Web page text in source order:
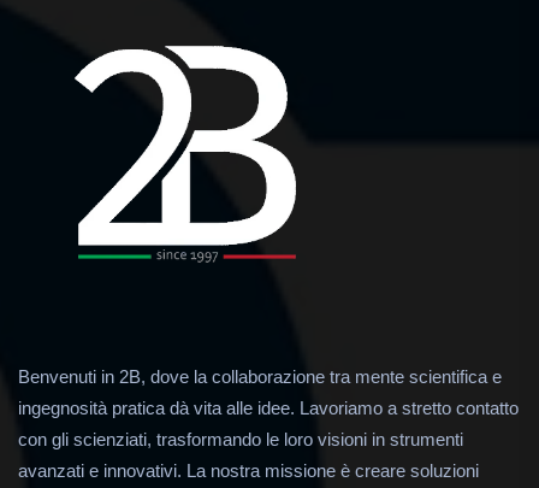
Benvenuti in 2B, dove la collaborazione tra mente scientifica e
ingegnosità pratica dà vita alle idee. Lavoriamo a stretto contatto
con gli scienziati, trasformando le loro visioni in strumenti
avanzati e innovativi. La nostra missione è creare soluzioni